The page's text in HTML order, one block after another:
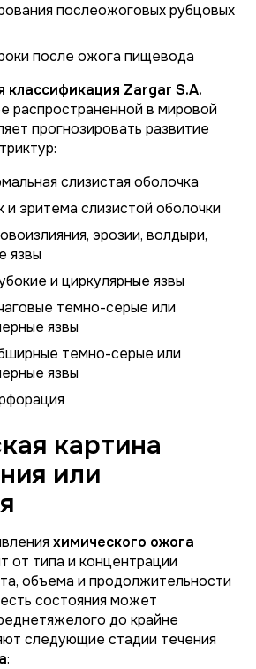
послеожоговых рубцовых
после ожога пищевода
классификация Zargar S.A.
распространенной в мировой
прогнозировать развитие
слизистая оболочка
и эритема слизистой оболочки
эрозии, волдыри,
язвы
и циркулярные язвы
темно-серые или
язвы
темно-серые или
язвы
картина
или
химического ожога
от типа и концентрации
объема и продолжительности
состояния может
до крайне
следующие стадии течения
: